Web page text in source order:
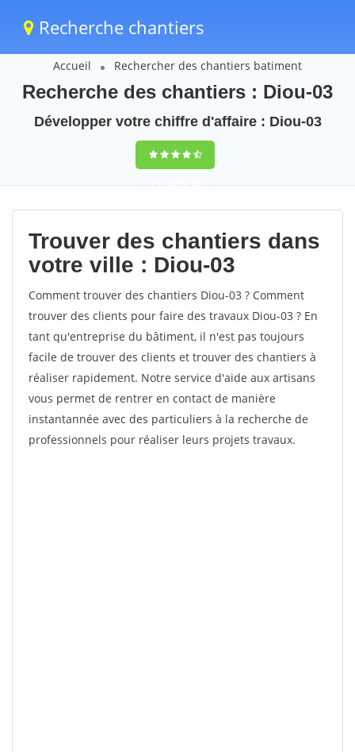
Recherche chantiers
Accueil Rechercher des chantiers batiment
Recherche des chantiers : Diou-03
Développer votre chiffre d'affaire : Diou-03
9,5(100%)38
votes
Trouver des chantiers dans
votre ville : Diou-03
Comment trouver des chantiers Diou-03 ? Comment
trouver des clients pour faire des travaux Diou-03 ? En
tant qu'entreprise du bâtiment, il n'est pas toujours
facile de trouver des clients et trouver des chantiers à
réaliser rapidement. Notre service d'aide aux artisans
vous permet de rentrer en contact de manière
instantannée avec des particuliers à la recherche de
professionnels pour réaliser leurs projets travaux.